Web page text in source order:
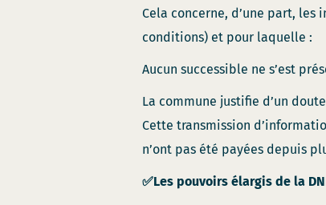
Cela concerne, d’une part, les
conditions) et pour laquelle :
Aucun successible ne s’est
La commune justifie d’un
Cette transmission
n’ont pas été payées depuis
✅Les pouvoirs élargis de la